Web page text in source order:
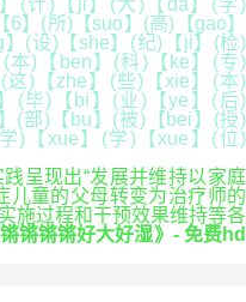
(计)【ji】(大)【da】(学)
6】(所)【suo】(高)【gao】
(设)【she】(纪)【ji】(检)
本)【ben】(科)【ke】(专)
这)【zhe】(些)【xie】(本)
(毕)【bi】(业)【ye】(后)
(部)【bu】(被)【bei】(授)
)【xue】(学)【xue】(位)
现出“发展并维持以家庭
儿童的父母转变为治疗师的
施过程和干预效果维持等各
锵锵锵锵好大好湿》- 免费hd